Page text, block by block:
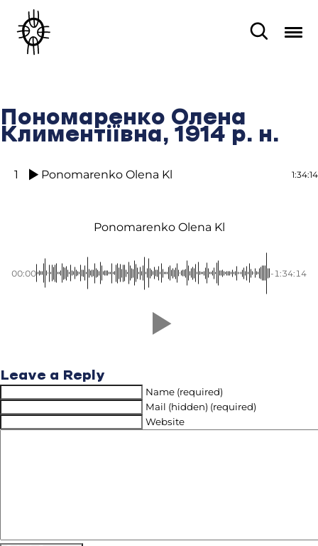
Пономаренко Олена
Климентіївна, 1914 р. н.
1 Ponomarenko Olena Kl 1:34:14
Ponomarenko Olena Kl
00:00 -1:34:14
Leave a Reply
Name (required)
Mail (hidden) (required)
Website